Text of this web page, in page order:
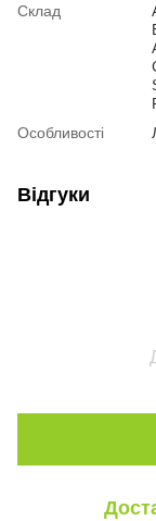
Склад
Особливості
Відгуки